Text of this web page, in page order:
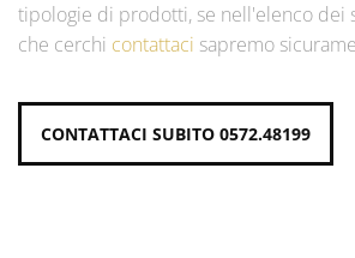
tipologie di prodotti, se nell'elenco dei
che cerchi contattaci sapremo
CONTATTACI SUBITO 0572.48199